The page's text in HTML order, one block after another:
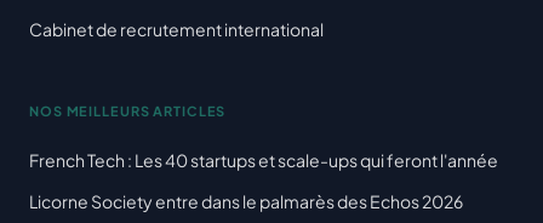
Cabinet de recrutement international
NOS MEILLEURS ARTICLES
French Tech : Les 40 startups et scale-ups qui feront l'année
Licorne Society entre dans le palmarès des Echos 2026